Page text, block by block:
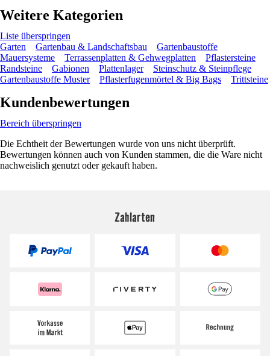
Weitere Kategorien
Liste überspringen
Garten
Gartenbau & Landschaftsbau
Gartenbaustoffe
Mauersysteme
Terrassenplatten & Gehwegplatten
Pflastersteine
Randsteine
Gabionen Plattenlager
Steinschutz & Steinpflege
Gartenbaustoffe Muster
Pflasterfugenmörtel & Big Bags Trittsteine
Kundenbewertungen
Bereich überspringen
Die Echtheit der Bewertungen wurde von uns nicht überprüft.
Bewertungen können auch von Kunden stammen, die die Ware nicht
nachweislich genutzt oder gekauft haben.
Zahlarten